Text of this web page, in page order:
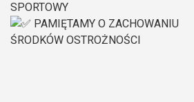
SPORTOWY
PAMIĘTAMY O ZACHOWANIU
ŚRODKÓW OSTROŻNOŚCI